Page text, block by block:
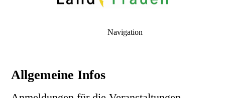
Navigation
Allgemeine Infos